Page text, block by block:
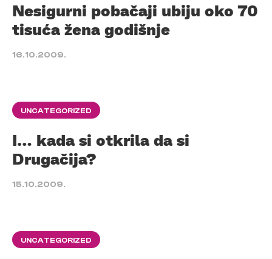
Nesigurni pobačaji ubiju oko 70
tisuća žena godišnje
16.10.2009.
UNCATEGORIZED
I… kada si otkrila da si
Drugačija?
15.10.2009.
UNCATEGORIZED